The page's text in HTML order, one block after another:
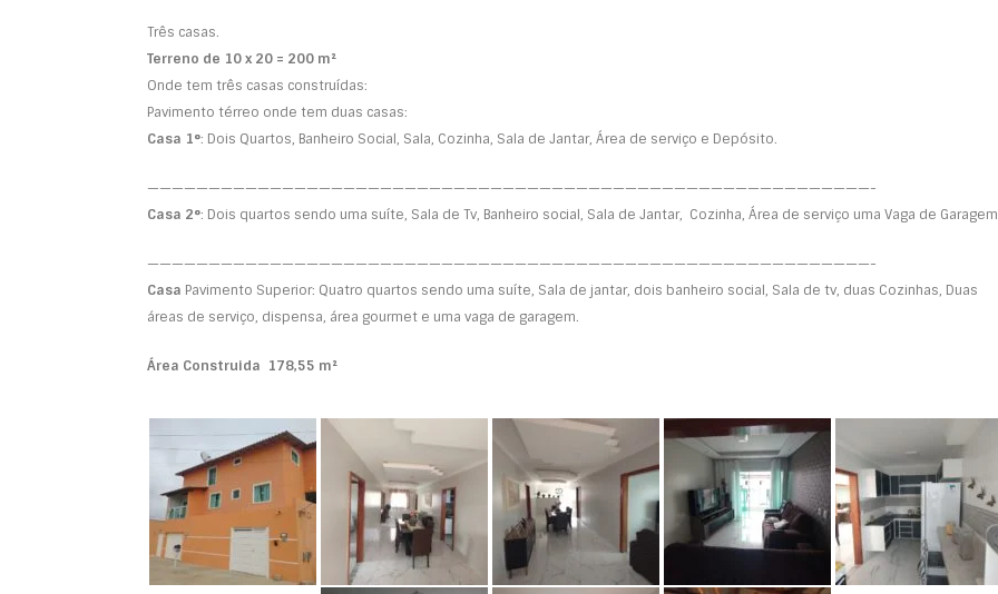
Três casas.
Terreno de 10 x 20 = 200 m²
Onde tem três casas construídas:
Pavimento térreo onde tem duas casas:
Casa 1°: Dois Quartos, Banheiro Social, Sala, Cozinha, Sala de Jantar, Área de serviço e Depósito.
———————————————————————————————————————————————————————————-
Casa 2°: Dois quartos sendo uma suíte, Sala de Tv, Banheiro social, Sala de Jantar, Cozinha, Área de serviço uma Vaga de
———————————————————————————————————————————————————————————-
Casa Pavimento Superior: Quatro quartos sendo uma suíte, Sala de jantar, dois banheiro social, Sala de tv, duas Cozinhas, Duas
áreas de serviço, dispensa, área gourmet e uma vaga de garagem.
Área Construida 178,55 m²